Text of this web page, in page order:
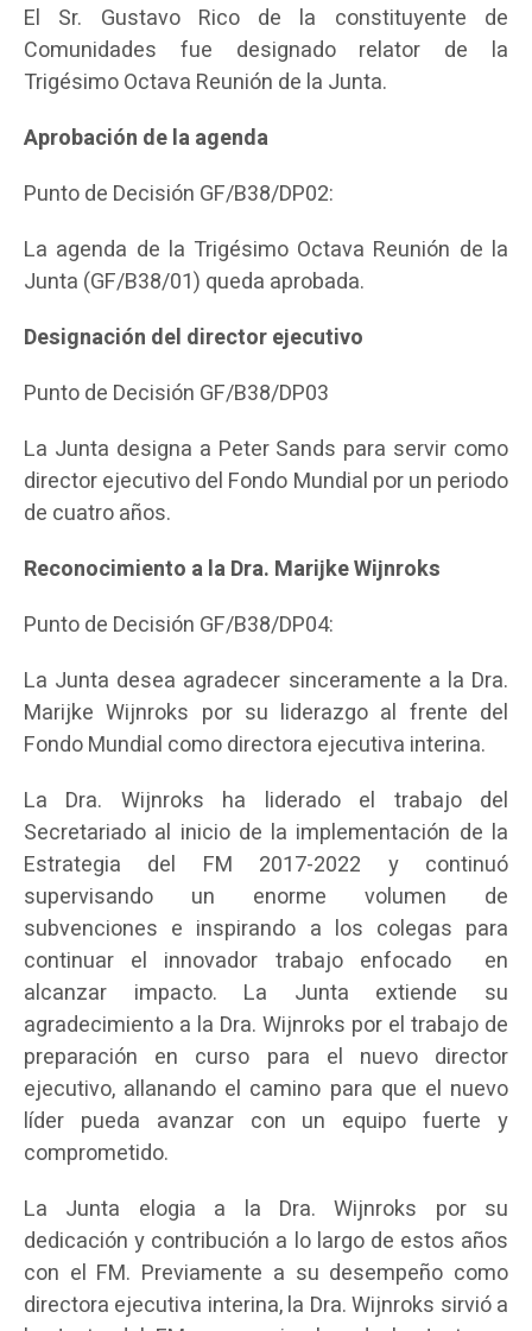
El Sr. Gustavo Rico de la constituyente de
Comunidades fue designado relator de la
Trigésimo Octava Reunión de la Junta.
Aprobación de la agenda
Punto de Decisión GF/B38/DP02:
La agenda de la Trigésimo Octava Reunión de la
Junta (GF/B38/01) queda aprobada.
Designación del director ejecutivo
Punto de Decisión GF/B38/DP03
La Junta designa a Peter Sands para servir como
director ejecutivo del Fondo Mundial por un periodo
de cuatro años.
Reconocimiento a la Dra. Marijke Wijnroks
Punto de Decisión GF/B38/DP04:
La Junta desea agradecer sinceramente a la Dra.
Marijke Wijnroks por su liderazgo al frente del
Fondo Mundial como directora ejecutiva interina.
La Dra. Wijnroks ha liderado el trabajo del
Secretariado al inicio de la implementación de la
Estrategia del FM 2017-2022 y continuó
supervisando un enorme volumen de
subvenciones e inspirando a los colegas para
continuar el innovador trabajo enfocado en
alcanzar impacto. La Junta extiende su
agradecimiento a la Dra. Wijnroks por el trabajo de
preparación en curso para el nuevo director
ejecutivo, allanando el camino para que el nuevo
líder pueda avanzar con un equipo fuerte y
comprometido.
La Junta elogia a la Dra. Wijnroks por su
dedicación y contribución a lo largo de estos años
con el FM. Previamente a su desempeño como
directora ejecutiva interina, la Dra. Wijnroks sirvió a